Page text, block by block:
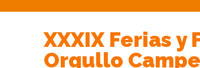
XXXIX Ferias
Orgullo